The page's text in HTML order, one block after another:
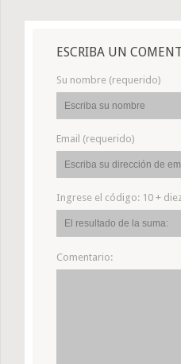
ESCRIBA UN
Su nombre (requerido)
Email (requerido)
Ingrese el código: 10 +
Comentario: